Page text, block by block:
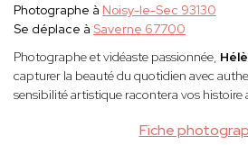
Fiche
Photographe à Noisy-le-Sec 93130
Se déplace à Saverne 67700
Photographe et vidéaste passionnée,
capturer la beauté du quotidien avec
sensibilité artistique racontera vos histoire